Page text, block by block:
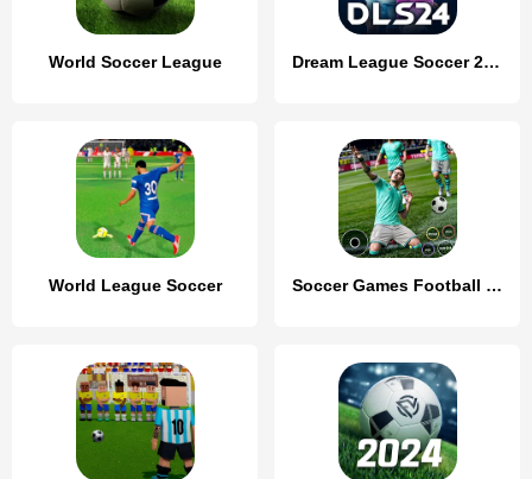
World Soccer League Dream League Soccer 2024
World League Soccer Soccer Games Football League